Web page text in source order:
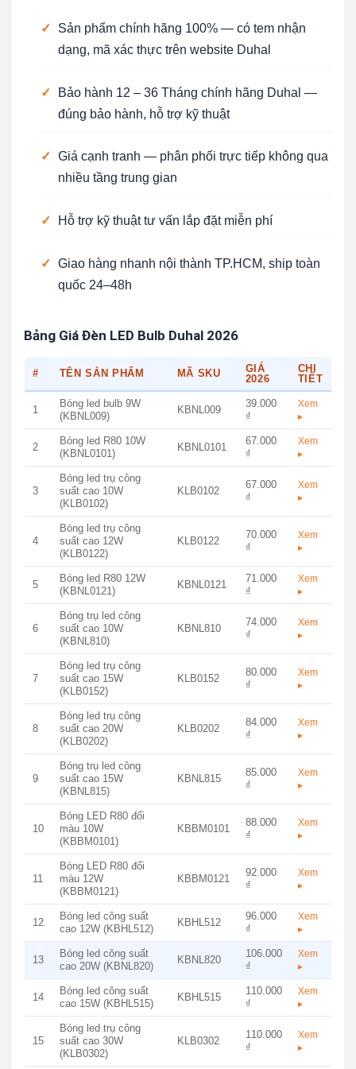
✓
Sản phẩm chính hãng 100% — có tem nhận
dạng, mã xác thực trên website Duhal
✓
Bảo hành 12 – 36 Tháng chính hãng Duhal —
đúng bảo hành, hỗ trợ kỹ thuật
✓ Giá cạnh tranh — phân phối trực tiếp không qua
nhiều tầng trung gian
✓ Hỗ trợ kỹ thuật tư vấn lắp đặt miễn phí
✓ Giao hàng nhanh nội thành TP.HCM, ship toàn
quốc 24–48h
Bảng Giá Đèn LED Bulb Duhal 2026
# TÊN SẢN PHẨM MÃ SKU
GIÁ
2026
CHI
TIẾT
1
Bóng led bulb 9W
(KBNL009)
KBNL009
39.000
₫
Xem
▸
2
Bóng led R80 10W
(KBNL0101)
KBNL0101
67.000
₫
Xem
▸
3
Bóng led trụ công
suất cao 10W
(KLB0102)
KLB0102
67.000
₫
Xem
▸
4
Bóng led trụ công
suất cao 12W
(KLB0122)
KLB0122
70.000
₫
Xem
▸
5
Bóng led R80 12W
(KBNL0121)
KBNL0121
71.000
₫
Xem
▸
6
Bóng trụ led công
suất cao 10W
(KBNL810)
KBNL810
74.000
₫
Xem
▸
7
Bóng led trụ công
suất cao 15W
(KLB0152)
KLB0152
80.000
₫
Xem
▸
8
Bóng led trụ công
suất cao 20W
(KLB0202)
KLB0202
84.000
₫
Xem
▸
9
Bóng trụ led công
suất cao 15W
(KBNL815)
KBNL815
85.000
₫
Xem
▸
10
Bóng LED R80 đổi
màu 10W
(KBBM0101)
KBBM0101
88.000
₫
Xem
▸
11
Bóng LED R80 đổi
màu 12W
(KBBM0121)
KBBM0121
92.000
₫
Xem
▸
12
Bóng led công suất
cao 12W (KBHL512)
KBHL512
96.000
₫
Xem
▸
13
Bóng led công suất
cao 20W (KBNL820)
KBNL820
106.000
₫
Xem
▸
14
Bóng led công suất
cao 15W (KBHL515)
KBHL515
110.000
₫
Xem
▸
15
Bóng led trụ công
suất cao 30W
(KLB0302)
KLB0302
110.000
₫
Xem
▸